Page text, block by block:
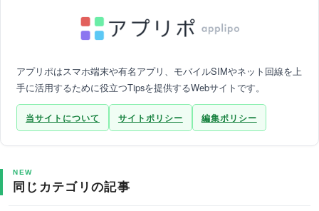
アプリポはスマホ端末や有名アプリ、モバイルSIMやネット回線を上
手に活用するために役立つTipsを提供するWebサイトです。
当サイトについて サイトポリシー 編集ポリシー
NEW
同じカテゴリの記事